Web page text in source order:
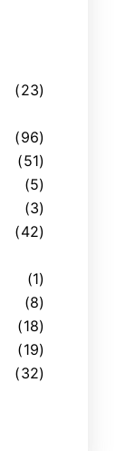
(23)
(96)
(51)
(5)
(3)
(42)
(1)
(8)
(18)
(19)
(32)